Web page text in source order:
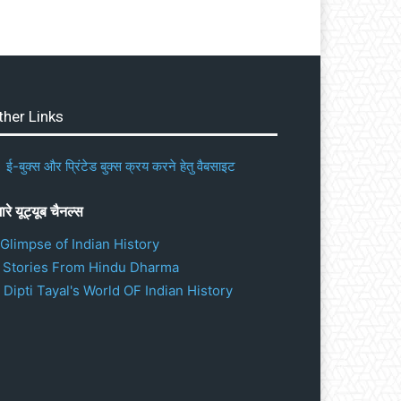
Links
ई-बुक्स और प्रिंटेड बुक्स क्रय करने हेतु वैबसाइट
यूट्यूब चैनल्स
Glimpse of Indian History
Stories From Hindu Dharma
Dipti Tayal's World OF Indian History